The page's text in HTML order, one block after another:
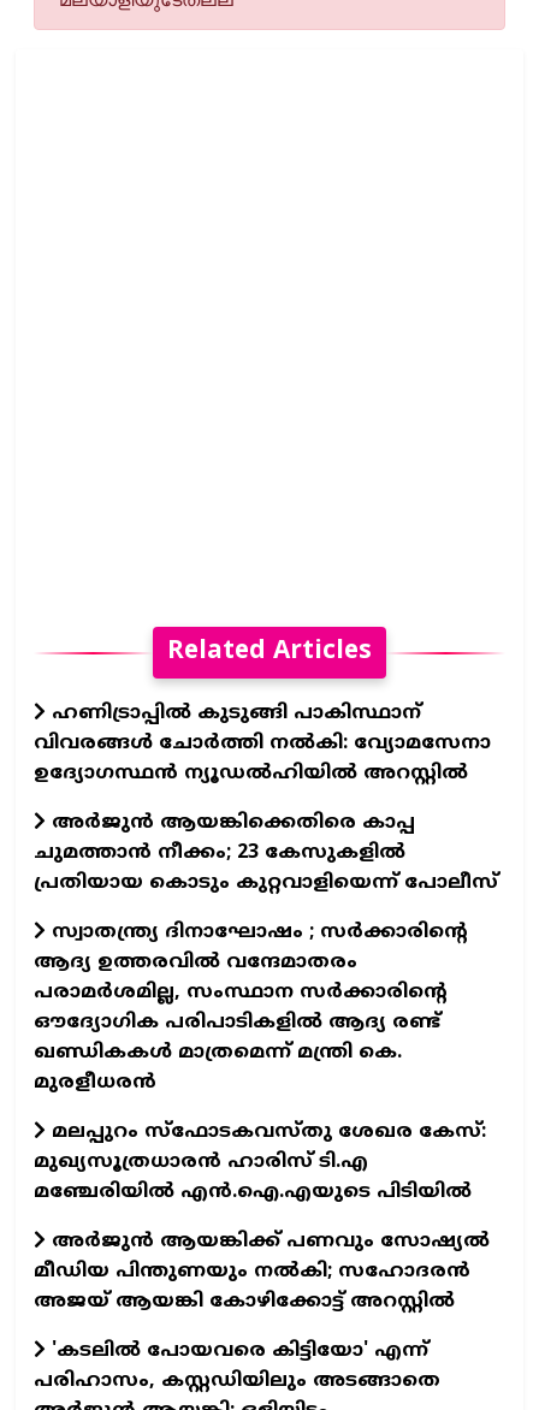
Related Articles
ഹണിട്രാപ്പിൽ കുടുങ്ങി പാകിസ്ഥാന്
വിവരങ്ങൾ ചോർത്തി നൽകി: വ്യോമസേനാ
ഉദ്യോഗസ്ഥൻ ന്യൂഡൽഹിയിൽ അറസ്റ്റിൽ
അർജുൻ ആയങ്കിക്കെതിരെ കാപ്പ
ചുമത്താൻ നീക്കം; 23 കേസുകളിൽ
പ്രതിയായ കൊടും കുറ്റവാളിയെന്ന് പോലീസ്
സ്വാതന്ത്ര്യ ദിനാഘോഷം ; സർക്കാരിന്റെ
ആദ്യ ഉത്തരവിൽ വന്ദേമാതരം
പരാമർശമില്ല, സംസ്ഥാന സർക്കാരിന്റെ
ഔദ്യോഗിക പരിപാടികളിൽ ആദ്യ രണ്ട്
ഖണ്ഡികകൾ മാത്രമെന്ന് മന്ത്രി കെ.
മുരളീധരൻ
മലപ്പുറം സ്‌ഫോടകവസ്തു ശേഖര കേസ്:
മുഖ്യസൂത്രധാരൻ ഹാരിസ് ടി.എ
മഞ്ചേരിയിൽ എൻ.ഐ.എയുടെ പിടിയിൽ
അർജുൻ ആയങ്കിക്ക് പണവും സോഷ്യൽ
മീഡിയ പിന്തുണയും നൽകി; സഹോദരൻ
അജയ് ആയങ്കി കോഴിക്കോട്ട് അറസ്റ്റിൽ
'കടലിൽ പോയവരെ കിട്ടിയോ' എന്ന്
പരിഹാസം, കസ്റ്റഡിയിലും അടങ്ങാതെ